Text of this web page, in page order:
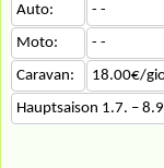
Auto:
- -
Moto:
- -
Caravan:
18.00€/
Hauptsaison 1.7. –